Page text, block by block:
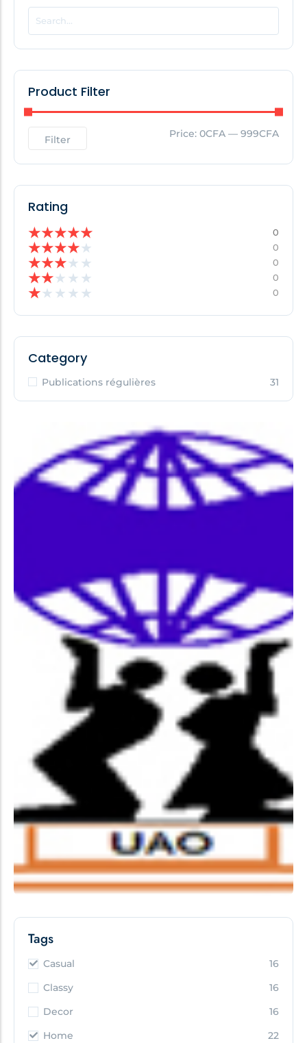
POPULAR THIS WEEK
No Posts Found!
No Posts Found!
Product Filter
Filter Price: 0CFA — 999CFA
Rating
★★★★★ 0
★★★★★ 0
★★★★ ★ 0
★★★ ★ ★ 0
★★ ★ ★ ★ 0
Category
Publications régulières 31
Tags
Casual
16
Classy
16
Decor
16
Home
22